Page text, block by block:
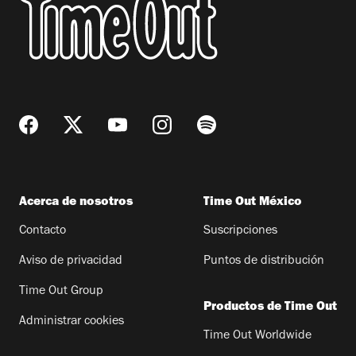
Acerca de nosotros
Contacto
Aviso de privacidad
Time Out Group
Administrar cookies
Time Out México
Suscripciones
Puntos de distribución
Productos de Time Out
Time Out Worldwide